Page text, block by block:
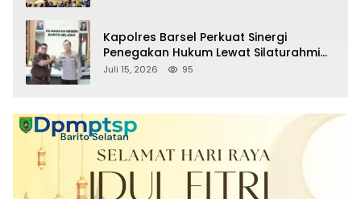
Kapolres Barsel Perkuat Sinergi
Penegakan Hukum Lewat Silaturahmi
dengan Kajari Barito Selatan
Juli 15, 2026 95